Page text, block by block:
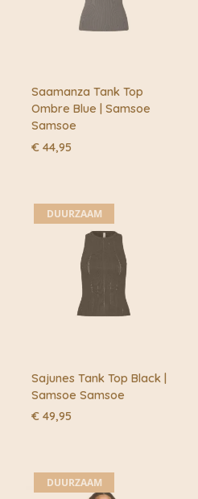
Saamanza Tank Top
Ombre Blue | Samsoe
Samsoe
€ 44,95
DUURZAAM
Sajunes Tank Top Black |
Samsoe Samsoe
€ 49,95
DUURZAAM